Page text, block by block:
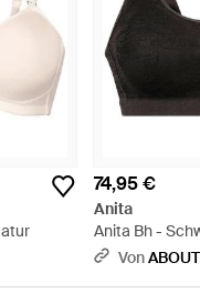
74,95 €
Anita
Anita Bh -
Von